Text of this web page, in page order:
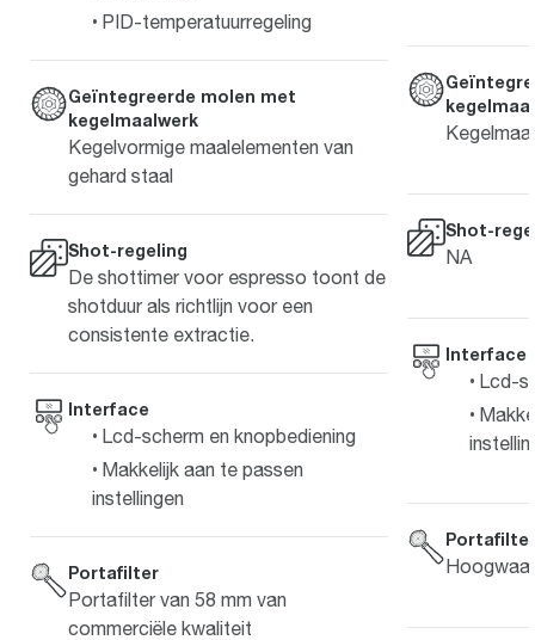
PID-temperatuurregeling
Geïntegreerde molen met
kegelmaalwerk
Kegelvormige maalelementen van
gehard staal
Shot-regeling
De shottimer voor espresso toont de
shotduur als richtlijn voor een
consistente extractie.
Interface
Lcd-scherm en knopbediening
Makkelijk aan te passen
instellingen
Portafilter
Portafilter van 58 mm van
commerciële kwaliteit
Shot-
NA
Interface
Lcd-
Portafilter